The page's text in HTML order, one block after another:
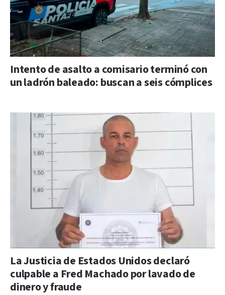
Intento de asalto a comisario terminó con
un ladrón baleado: buscan a seis cómplices
La Justicia de Estados Unidos declaró
culpable a Fred Machado por lavado de
dinero y fraude